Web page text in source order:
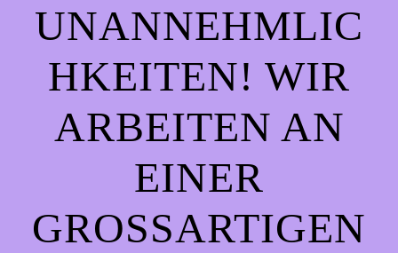
UNANNEHMLIC
HKEITEN! WIR
ARBEITEN AN
EINER
GROSSARTIGEN S